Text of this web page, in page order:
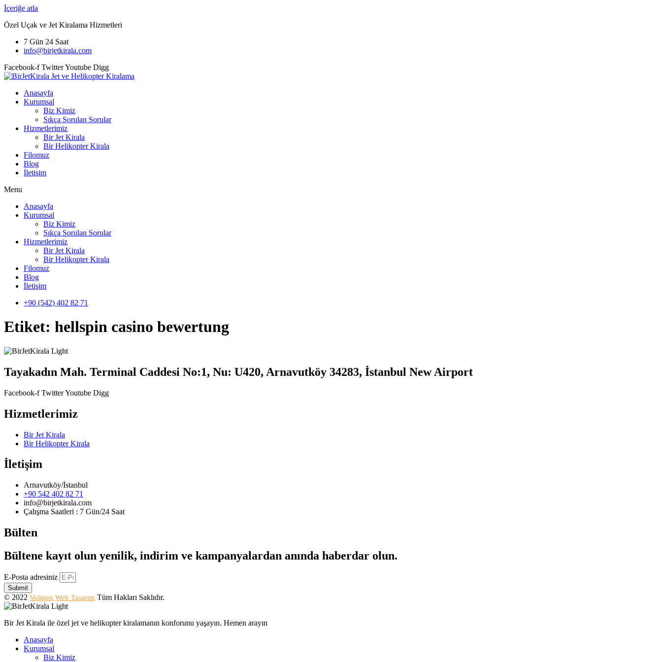
İçeriğe atla
Özel Uçak ve Jet Kiralama Hizmetleri
7 Gün 24 Saat
info@birjetkirala.com
Facebook-f TwitterYoutube Digg
Anasayfa
Kurumsal
Biz Kimiz
Sıkça Sorulan Sorular
Hizmetlerimiz
Bir Jet Kirala
Bir Helikopter Kirala
Filomuz
Blog
İletişim
Menu
Anasayfa
Kurumsal
Biz Kimiz
Sıkça Sorulan Sorular
Hizmetlerimiz
Bir Jet Kirala
Bir Helikopter Kirala
Filomuz
Blog
İletişim
+90 (542) 402 82 71
Etiket: hellspin casino bewertung
Tayakadın Mah. Terminal Caddesi No:1, Nu: U420, Arnavutköy 34283, İstanbul New Airport
Facebook-f TwitterYoutube Digg
Hizmetlerimiz
Bir Jet Kirala
Bir Helikopter Kirala
İletişim
Arnavutköy/İstanbul
+90 542 402 82 71
info@birjetkirala.com
Çalışma Saatleri : 7 Gün/24 Saat
Bülten
Bültene kayıt olun yenilik, indirim ve kampanyalardan anında haberdar olun.
E-Posta adresiniz
Submit
© 2022 Voligen Web Tasarım Tüm Hakları Saklıdır.
Bir Jet Kirala ile özel jet ve helikopter kiralamanın konforunu yaşayın. Hemen arayın
Anasayfa
Kurumsal
Biz Kimiz